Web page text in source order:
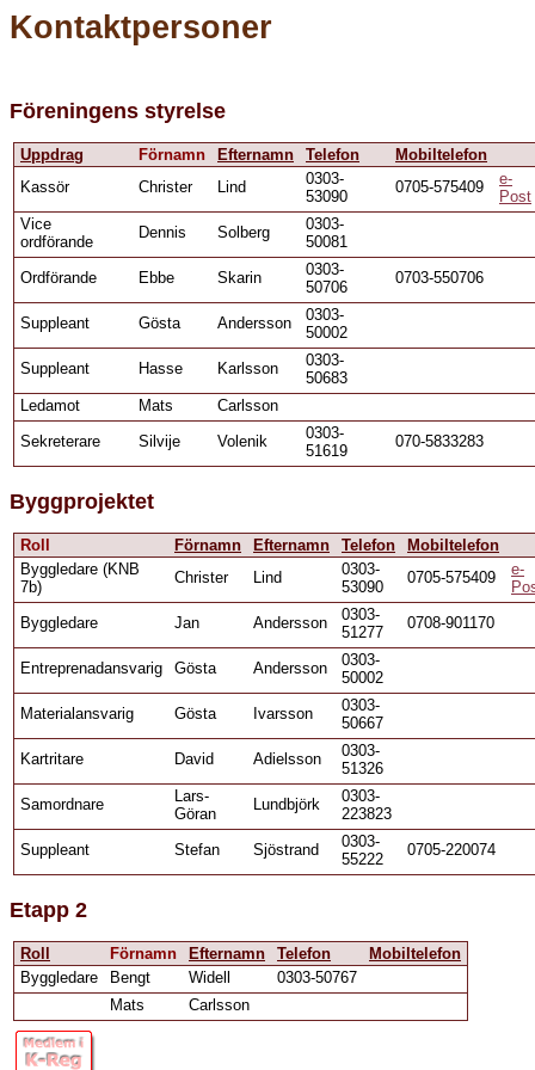
Kontaktpersoner
Föreningens styrelse
Uppdrag Förnamn Efternamn Telefon
Mobiltelefon
Kassör
Christer Lind
0303-
53090
0705-575409
e-
Post
Vice
ordförande
Dennis Solberg
0303-
50081
Ordförande
Ebbe Skarin
0303-
50706
0703-550706
Suppleant Gösta Andersson
0303-
50002
Suppleant
Hasse Karlsson
0303-
50683
Ledamot
Mats
Carlsson
Sekreterare
Silvije Volenik
0303-
51619
070-5833283
Byggprojektet
Roll Förnamn Efternamn Telefon
Mobiltelefon
Byggledare (KNB
7b)
Christer Lind
0303-
53090
0705-575409
e-
Byggledare
Jan Andersson
0303-
51277
0708-901170
Entreprenadansvarig Gösta Andersson
0303-
50002
Materialansvarig
Gösta Ivarsson
0303-
50667
Kartritare
David Adielsson
0303-
51326
Samordnare
Lars-
Göran
Lundbjörk
0303-
223823
Suppleant
Stefan Sjöstrand
0303-
55222
0705-220074
Etapp 2
Roll Förnamn Efternamn Telefon
Mobiltelefon
Byggledare
Bengt Widell
0303-50767
Mats
Carlsson